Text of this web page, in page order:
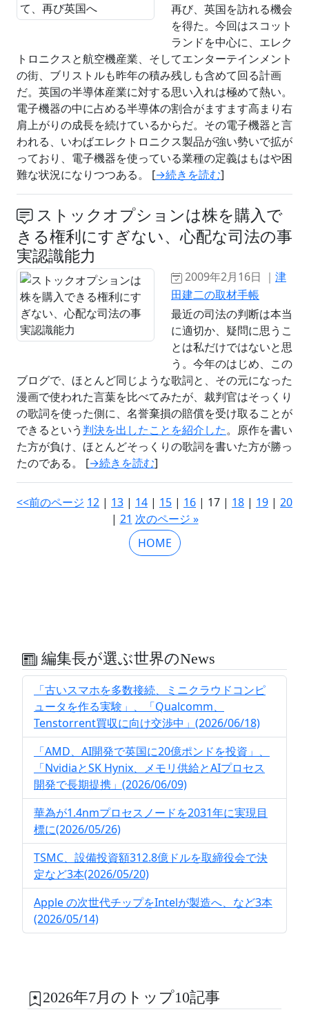
再び、英国を訪れる機会
を得た。今回はスコット
ランドを中心に、エレク
トロニクスと航空機産業、そしてエンターテインメント
の街、ブリストルも昨年の積み残しも含めて回る計画
だ。英国の半導体産業に対する思い入れは極めて熱い。
電子機器の中に占める半導体の割合がますます高まり右
肩上がりの成長を続けているからだ。その電子機器と言
われる、いわばエレクトロニクス製品が強い勢いで拡が
っており、電子機器を使っている業種の定義はもはや困
難な状況になりつつある。 [→続きを読む]
ストックオプションは株を購入で
きる権利にすぎない、心配な司法の事
実認識能力
2009年2月16日 ｜ 津
田建二の取材手帳
最近の司法の判断は本当
に適切か、疑問に思うこ
とは私だけではないと思
う。今年のはじめ、この
ブログで、ほとんど同じような歌詞と、その元になった
漫画で使われた言葉を比べてみたが、裁判官はそっくり
の歌詞を使った側に、名誉棄損の賠償を受け取ることが
できるという 判決を出したことを紹介した。原作を書い
た方が負け、ほとんどそっくりの歌詞を書いた方が勝っ
たのである。 [→続きを読む]
<<前のページ 12 | 13 | 14 | 15 | 16 | 17 | 18 | 19 | 20
| 21 次のページ »
HOME
編集長が選ぶ世界のNews
「古いスマホを多数接続、ミニクラウドコンピ
ュータを作る実験」、「Qualcomm、
Tenstorrent買収に向け交渉中」(2026/06/18)
「AMD、AI開発で英国に20億ポンドを投資」、
「NvidiaとSK Hynix、メモリ供給とAIプロセス
開発で長期提携」(2026/06/09)
華為が1.4nmプロセスノードを2031年に実現目
標に(2026/05/26)
TSMC、設備投資額312.8億ドルを取締役会で決
定など3本(2026/05/20)
Apple の次世代チップをIntelが製造へ、など3本
(2026/05/14)
2026年7月のトップ10記事